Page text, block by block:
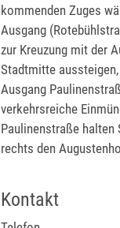
kommenden Zuges
Ausgang
zur Kreuzung mit der
Stadtmitte
Ausgang
verkehrsreiche
Paulinenstraße halten
rechts den
Kontakt